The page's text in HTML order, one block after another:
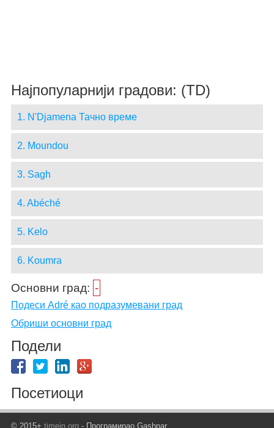
Најпопуларнији градови: (TD)
1. N'Djamena Тачно време
2. Moundou
3. Sagh
4. Abéché
5. Kelo
6. Koumra
Основни град: -
Подеси Adré као подразумевани град
Обриши основни град
Подели
Посетиоци
© 2015+ timein.org- Програмирао Gashpar